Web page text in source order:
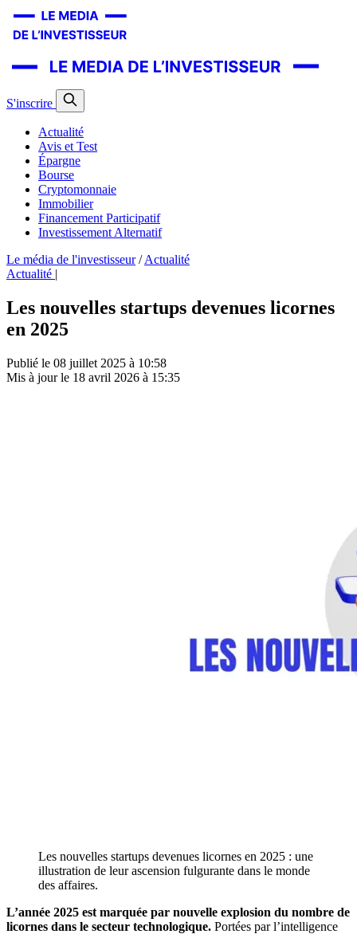
S'inscrire
Actualité
Avis et Test
Épargne
Bourse
Cryptomonnaie
Immobilier
Financement Participatif
Investissement Alternatif
Le média de l'investisseur / Actualité
Actualité |
Les nouvelles startups devenues licornes
en 2025
Publié le 08 juillet 2025 à 10:58
Mis à jour le 18 avril 2026 à 15:35
Les nouvelles startups devenues licornes en 2025 : une
illustration de leur ascension fulgurante dans le monde
des affaires.
L’année 2025 est marquée par nouvelle explosion du nombre de
licornes dans le secteur technologique. Portées par l’intelligence